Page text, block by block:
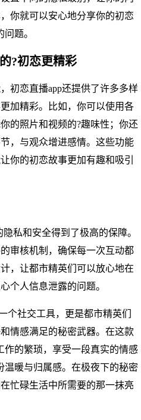
你就可以安心地分享你的初恋
题。
?初恋更精彩
初恋直播app还提供了许多多样
加精彩。比如，你可以使用各
的照片和视频的?趣味性；你还
，与观众增进感情。这些功能
你的初恋故事更加有趣和吸引
私和安全得到了极高的保障。
审核机制，确保每一次互动都
，让都市精英们可以放心地在
个人信息泄露的问题。
个社交工具，更是都市精英们
情感满足的秘密武器。在这款
作的繁琐，享受一段真实的情感
温暖与归属感。在极夜下的秘密
忙碌生活中所需要的那一抹亮